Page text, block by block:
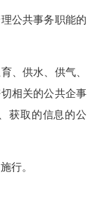
公共事务职能的
供水、供气、
相关的公共企事
获取的信息的公
行。